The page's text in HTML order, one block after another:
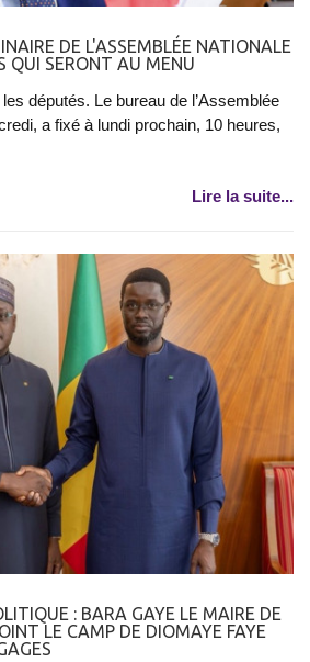
DE L'ASSEMBLÉE NATIONALE
QUI SERONT AU MENU
députés. Le bureau de l’Assemblée
a fixé à lundi prochain, 10 heures,
Lire la suite...
: BARA GAYE LE MAIRE DE
LE CAMP DE DIOMAYE FAYE